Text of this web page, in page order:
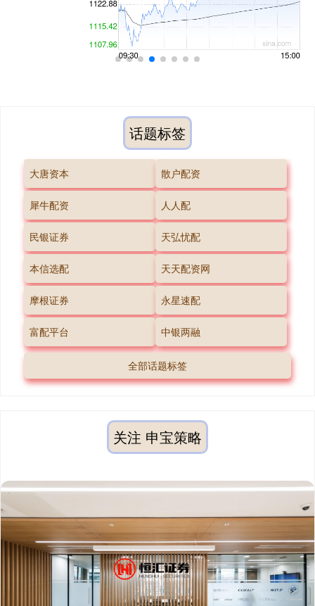
话题标签
大唐资本 散户配资
犀牛配资 人人配
民银证券 天弘忧配
本信选配 天天配资网
摩根证券 永星速配
富配平台 中银两融
全部话题标签
关注 申宝策略